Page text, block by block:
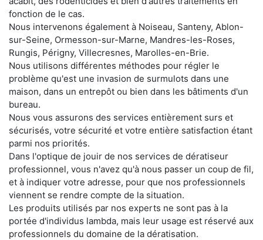
fonction de le cas.
Nous intervenons également à Noiseau, Santeny, Ablon-
sur-Seine, Ormesson-sur-Marne, Mandres-les-Roses,
Rungis, Périgny, Villecresnes, Marolles-en-Brie.
Nous utilisons différentes méthodes pour régler le
problème qu'est une invasion de surmulots dans une
maison, dans un entrepôt ou bien dans les bâtiments d'un
bureau.
Nous vous assurons des services entièrement surs et
sécurisés, votre sécurité et votre entière satisfaction étant
parmi nos priorités.
Dans l'optique de jouir de nos services de dératiseur
professionnel, vous n'avez qu'à nous passer un coup de fil,
et à indiquer votre adresse, pour que nos professionnels
viennent se rendre compte de la situation.
Les produits utilisés par nos experts ne sont pas à la
portée d'individus lambda, mais leur usage est réservé aux
professionnels du domaine de la dératisation.